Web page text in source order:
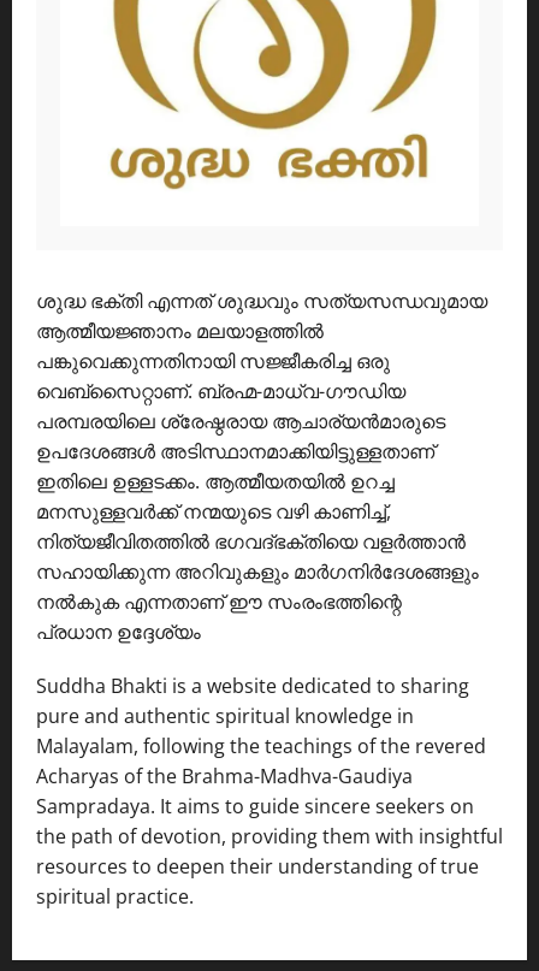
ശുദ്ധ ഭക്തി എന്നത് ശുദ്ധവും സത്യസന്ധവുമായ
ആത്മീയജ്ഞാനം മലയാളത്തിൽ
പങ്കുവെക്കുന്നതിനായി സജ്ജീകരിച്ച ഒരു
വെബ്സൈറ്റാണ്. ബ്രഹ്മ-മാധ്വ-ഗൗഡിയ
പരമ്പരയിലെ ശ്രേഷ്ഠരായ ആചാര്യൻമാരുടെ
ഉപദേശങ്ങൾ അടിസ്ഥാനമാക്കിയിട്ടുള്ളതാണ്
ഇതിലെ ഉള്ളടക്കം. ആത്മീയതയിൽ ഉറച്ച
മനസുള്ളവർക്ക് നന്മയുടെ വഴി കാണിച്ച്,
നിത്യജീവിതത്തിൽ ഭഗവദ്ഭക്തിയെ വളർത്താൻ
സഹായിക്കുന്ന അറിവുകളും മാർഗനിർദേശങ്ങളും
നൽകുക എന്നതാണ് ഈ സംരംഭത്തിന്റെ
പ്രധാന ഉദ്ദേശ്യം
Suddha Bhakti is a website dedicated to sharing
pure and authentic spiritual knowledge in
Malayalam, following the teachings of the revered
Acharyas of the Brahma-Madhva-Gaudiya
Sampradaya. It aims to guide sincere seekers on
the path of devotion, providing them with insightful
resources to deepen their understanding of true
spiritual practice.